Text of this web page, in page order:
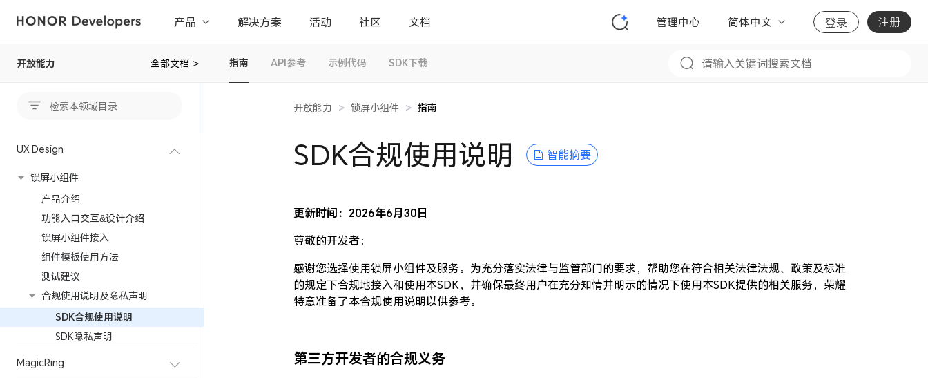
产品 解决方案 活动 社区 文档 管理中心 简体中文 登录 注册
开放能力 全部文档 > 指南 API参考 示例代码 SDK下载
UX Design
锁屏小组件
产品介绍
功能入口交互&设计介绍
锁屏小组件接入
组件模板使用方法
测试建议
合规使用说明及隐私声明
SDK合规使用说明
SDK隐私声明
MagicRing
开放能力 > 锁屏小组件 > 指南
SDK合规使用说明 智能摘要
更新时间：2026年6月30日
尊敬的开发者：
感谢您选择使用锁屏小组件及服务。为充分落实法律与监管部门的要求，帮助您在符合相关法律法规、政策及标准
的规定下合规地接入和使用本SDK，并确保最终用户在充分知情并明示的情况下使用本SDK提供的相关服务，荣耀
特意准备了本合规使用说明以供参考。
第三方开发者的合规义务